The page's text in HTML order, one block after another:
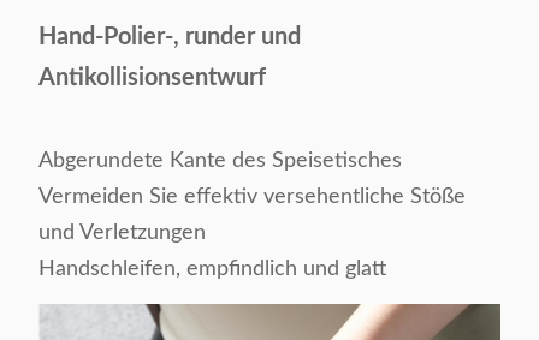
Hand-Polier-, runder und
Antikollisionsentwurf
Abgerundete Kante des Speisetisches
Vermeiden Sie effektiv versehentliche Stöße
und Verletzungen
Handschleifen, empfindlich und glatt